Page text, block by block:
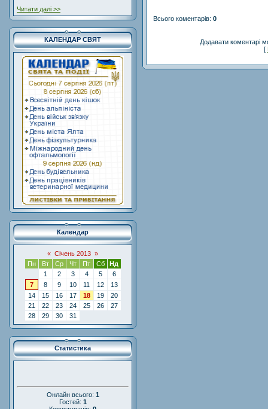
Читати далі >>
КАЛЕНДАР СВЯТ
Календар
« Січень 2013 »
Пн
Вт Ср Чт Пт Сб
Нд
1
2 3 4 5
6
7
8 9 10 11 12
13
14
15 16 17 18 19
20
21
22 23 24 25 26
27
28
29 30 31
Статистика
Онлайн всього: 1
Гостей: 1
Всього коментарів: 0
Додавати коментарі
[